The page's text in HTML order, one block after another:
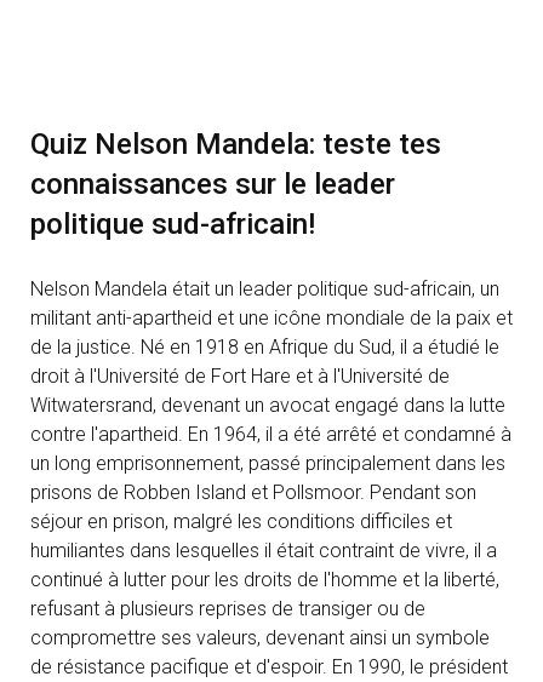
Quiz Nelson Mandela: teste tes
connaissances sur le leader
politique sud-africain!
Nelson Mandela était un leader politique sud-africain, un
militant anti-apartheid et une icône mondiale de la paix et
de la justice. Né en 1918 en Afrique du Sud, il a étudié le
droit à l'Université de Fort Hare et à l'Université de
Witwatersrand, devenant un avocat engagé dans la lutte
contre l'apartheid. En 1964, il a été arrêté et condamné à
un long emprisonnement, passé principalement dans les
prisons de Robben Island et Pollsmoor. Pendant son
séjour en prison, malgré les conditions difficiles et
humiliantes dans lesquelles il était contraint de vivre, il a
continué à lutter pour les droits de l'homme et la liberté,
refusant à plusieurs reprises de transiger ou de
compromettre ses valeurs, devenant ainsi un symbole
de résistance pacifique et d'espoir. En 1990, le président